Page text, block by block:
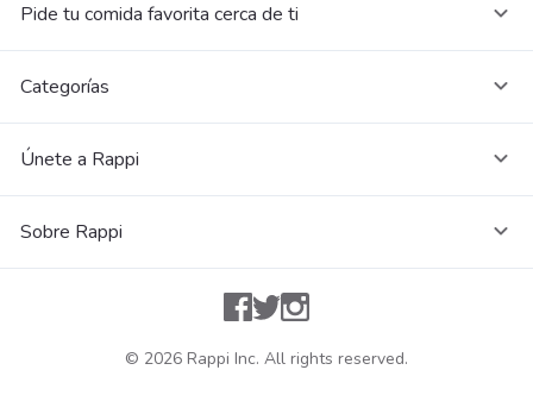
Pide tu comida favorita cerca de ti
Categorías
Únete a Rappi
Sobre Rappi
Facebook
TwitterInstagram
© 2026 Rappi Inc. All rights reserved.